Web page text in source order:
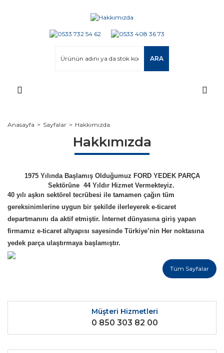
ARA
Anasayfa Sayfalar Hakkımızda
Hakkımızda
1975 Yılında Başlamış Olduğumuz FORD YEDEK PARÇA
Sektörüne 44 Yıldır Hizmet Vermekteyiz.
40 yılı aşkın sektörel tecrübesi ile tamamen çağın tüm
gereksinimlerine uygun bir şekilde ilerleyerek e-ticaret
departmanını da aktif etmiştir. İnternet dünyasına giriş yapan
firmamız e-ticaret altyapısı sayesinde Türkiye’nin Her noktasına
yedek parça ulaştırmaya başlamıştır.
Tüm Sayfalar
Müşteri Hizmetleri
0 850 303 82 00